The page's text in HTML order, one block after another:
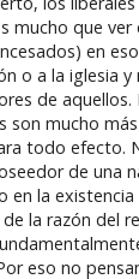
mucho que ver
en
o a la iglesia y
de aquellos.
son mucho
todo efecto.
de una
en la existencia
la razón del
eso no